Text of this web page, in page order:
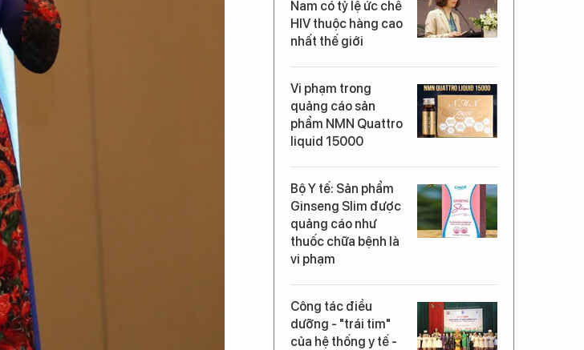
Nam có tỷ lệ ức chế
HIV thuộc hàng cao
nhất thế giới
Vi phạm trong
quảng cáo sản
phẩm NMN Quattro
liquid 15000
Bộ Y tế: Sản phẩm
Ginseng Slim được
quảng cáo như
thuốc chữa bệnh là
vi phạm
Công tác điều
dưỡng - "trái tim"
của hệ thống y tế -